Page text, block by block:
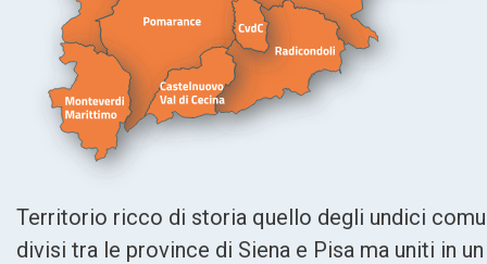
Territorio ricco di storia quello degli undici
divisi tra le province di Siena e Pisa ma uniti in un